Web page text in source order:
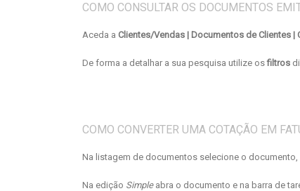
COMO CONSULTAR OS DOCUMENTOS
Aceda a Clientes/Vendas | Documentos de Clientes |
De forma a detalhar a sua pesquisa utilize osfiltros
COMO CONVERTER UMA COTAÇÃO EM
Na listagem de documentos selecione o
Na edição Simpleabra o documento e na barra de